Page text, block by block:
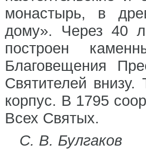
монастырь, в
дому». Через 40
построен
Благовещения
Святителей
корпус. В 1795
Всех Святых.
С. В. Булгаков